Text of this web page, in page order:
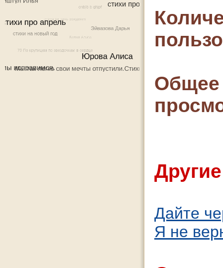
Общее
Дайте
Я не